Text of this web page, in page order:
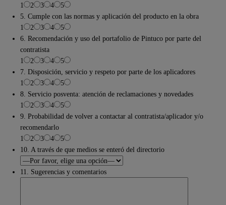
1
2 3 4
5
5. Cumple con las normas y aplicación del producto en la obra
1
2 3 4
5
6. Recomendación y uso del portafolio de Pintuco por parte del
contratista
1
2 3 4
5
7. Disposición, servicio y respeto por parte de los aplicadores
1
2 3 4
5
8. Servicio posventa: atención de reclamaciones y novedades
1
2 3 4
5
9. Probabilidad de volver a contactar al contratista/aplicador y/o
recomendarlo
1
2 3 4
5
10. A través de que medios se enteró del directorio
11. Sugerencias y comentarios